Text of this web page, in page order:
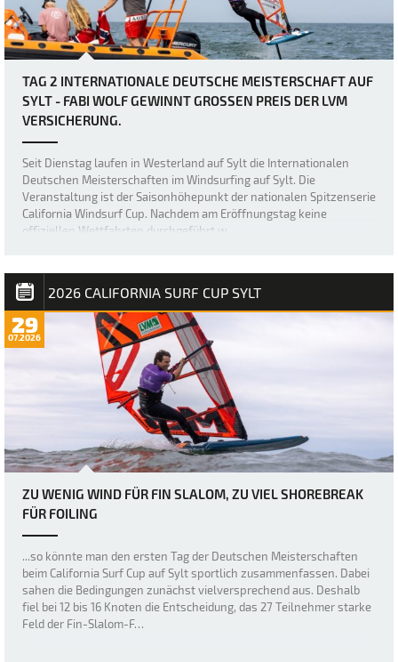
TAG 2 INTERNATIONALE DEUTSCHE MEISTERSCHAFT AUF
SYLT - FABI WOLF GEWINNT GROSSEN PREIS DER LVM V
ERSICHERUNG.
Seit Dienstag laufen in Westerland auf Sylt die Internationalen
Deutschen Meisterschaften im Windsurfing auf Sylt. Die
Veranstaltung ist der Saisonhöhepunkt der nationalen Spitzenserie
California Windsurf Cup. Nachdem am Eröffnungstag keine
offiziellen Wettfahrten durchgeführt w…
2026 CALIFORNIA SURF CUP SYLT
29
07.2026
ZU WENIG WIND FÜR FIN SLALOM, ZU VIEL SHOREBREAK
FÜR FOILING
...so könnte man den ersten Tag der Deutschen Meisterschaften
beim California Surf Cup auf Sylt sportlich zusammenfassen. Dabei
sahen die Bedingungen zunächst vielversprechend aus. Deshalb
fiel bei 12 bis 16 Knoten die Entscheidung, das 27 Teilnehmer starke
Feld der Fin-Slalom-F…